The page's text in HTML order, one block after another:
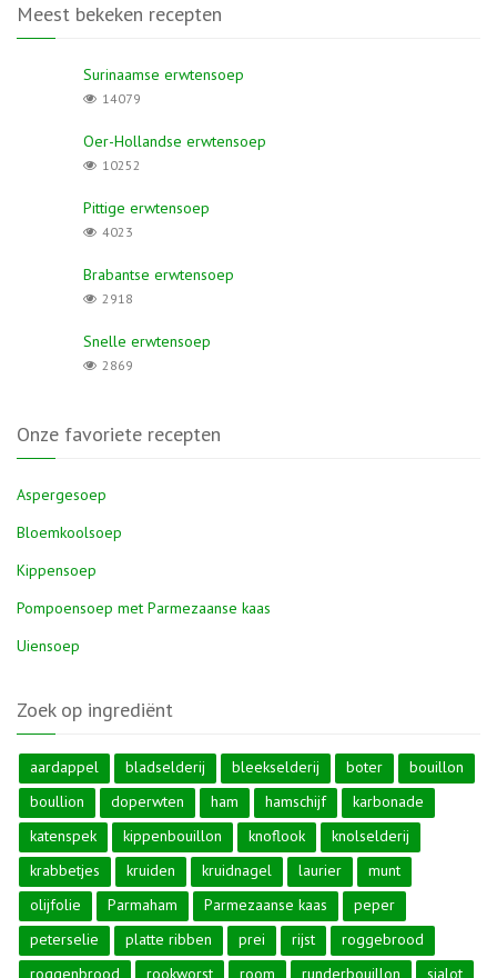
Meest bekeken recepten
Surinaamse erwtensoep
14079
Oer-Hollandse erwtensoep
10252
Pittige erwtensoep
4023
Brabantse erwtensoep
2918
Snelle erwtensoep
2869
Onze favoriete recepten
Aspergesoep
Bloemkoolsoep
Kippensoep
Pompoensoep met Parmezaanse kaas
Uiensoep
Zoek op ingrediënt
aardappel bladselderij bleekselderij boter
bouillon
boullion
doperwten ham hamschijf
karbonade
katenspek
kippenbouillon knoflook
knolselderij
krabbetjes
kruiden kruidnagel laurier
munt
olijfolie
Parmaham Parmezaanse kaas
peper
peterselie
platte ribben prei rijst
roggebrood
roggenbrood
rookworst room runderbouillon sjalot